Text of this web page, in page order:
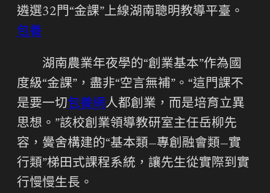
遴選32門“金課”上線湖南聰明教導平臺。
包養
湖南農業年夜學的“創業基本”作為國
度級“金課”，盡非“空言無補”。“這門課不
是要一切包養網人都創業，而是培育立異
思想。”該校創業領導教研室主任岳柳先
容，黌舍構建的“基本類—專創融會類—實
行類”梯田式課程系統，讓先生從實際到實
行慢慢生長。